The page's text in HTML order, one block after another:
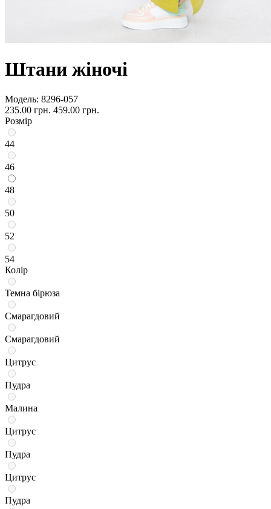
Штани жіночі
Модель: 8296-057
235.00 грн. 459.00 грн.
Розмір
44
46
48
50
52
54
Колір
Темна бірюза
Смарагдовий
Смарагдовий
Цитрус
Пудра
Малина
Цитрус
Пудра
Цитрус
Пудра